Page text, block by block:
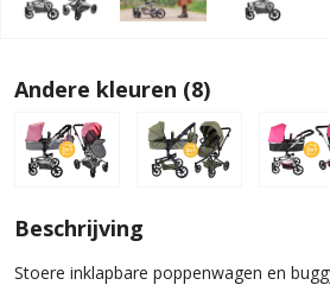
Andere kleuren (8)
Beschrijving
Stoere inklapbare poppenwagen en